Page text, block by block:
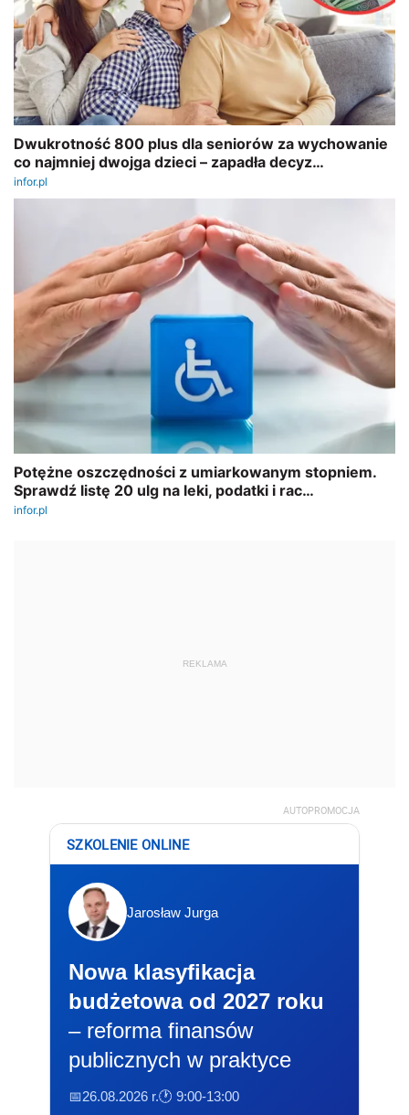
REKLAMA
AUTOPROMOCJA
SZKOLENIE ONLINE
Jarosław Jurga
Nowa klasyfikacja
budżetowa od 2027 roku
– reforma finansów
publicznych w praktyce
📅26.08.2026 r.🕐 9:00-13:00